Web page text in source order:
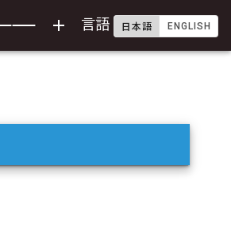
add 言語 日本語 ENGLISH